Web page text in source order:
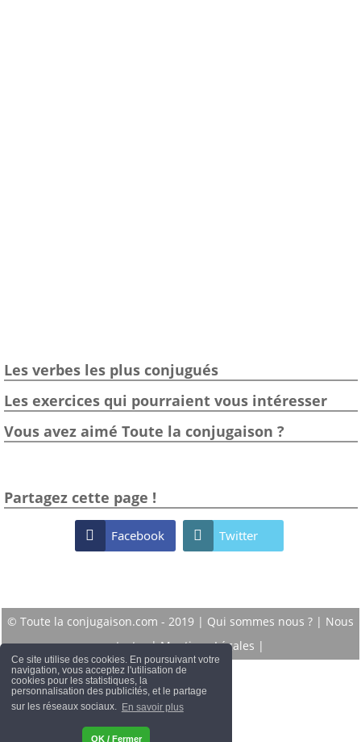
Ce site utilise des cookies. En poursuivant votre
navigation, vous acceptez l'utilisation de
cookies pour les statistiques, la
personnalisation des publicités, et le partage
sur les réseaux sociaux. En savoir plus
OK / Fermer
Les verbes les plus conjugués
Les exercices qui pourraient vous intéresser
Vous avez aimé Toute la conjugaison ?
Partagez cette page !
 Facebook  Twitter
© Toute la conjugaison.com - 2019 | Qui sommes nous ? | Nous
contacter|Mentions Légales |